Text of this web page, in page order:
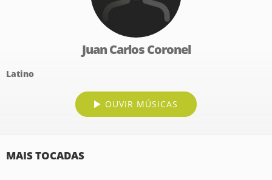
Juan Carlos Coronel
Latino
OUVIR MÚSICAS
MAIS TOCADAS